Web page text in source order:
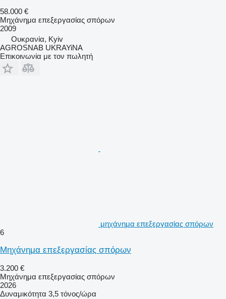
58.000 €
Μηχάνημα επεξεργασίας σπόρων
2009
Ουκρανία, Kyiv
AGROSNAB UKRAYiNA
Επικοινωνία με τον πωλητή
μηχάνημα επεξεργασίας σπόρων
6
Μηχάνημα επεξεργασίας σπόρων
3.200 €
Μηχάνημα επεξεργασίας σπόρων
2026
Δυναμικότητα 3,5 τόνος/ώρα